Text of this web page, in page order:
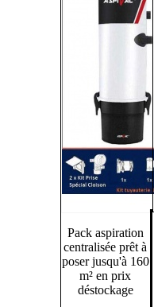
Pack aspiration
centralisée prêt à
poser jusqu'à 160
m² en prix
déstockage